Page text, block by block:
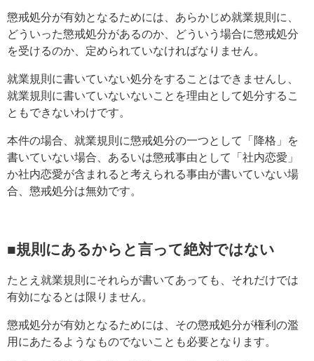
懲戒処分が有効となるためには、あらかじめ就業規則に、
どういった懲戒処分があるのか、どういう場合に懲戒処分
を受けるのか、定められていなければなりません。
就業規則に書いていない処分をすることはできませんし、
就業規則に書いていないないことを理由として処分するこ
ともできないわけです。
本件の場合、就業規則に懲戒処分の一つとして「降格」を
書いていない場合、あるいは懲戒事由として「社内恋愛」
か社内恋愛が含まれると考えられる事由が書いていない場
合、懲戒処分は無効です。
■規則にあるからと言って絶対ではない
たとえ就業規則にそれらが書いてあっても、それだけでは
有効になるとは限りません。
懲戒処分が有効となるためには、その懲戒処分が権利の濫
用にあたるようなものでないことも必要となります。